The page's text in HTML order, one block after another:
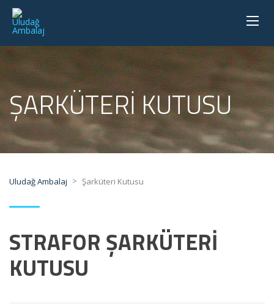
ŞARKÜTERI KUTUSU
Uludağ Ambalaj > Şarküteri Kutusu
STRAFOR ŞARKÜTERİ
KUTUSU